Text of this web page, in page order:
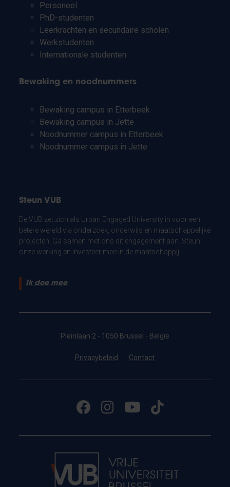
Personeel
PhD-studenten
Leerkrachten en secundaire scholen
Werkstudenten
Internationale studenten
Bewaking en noodnummers
Bewaking campus in Etterbeek
Bewaking campus in Jette
Noodnummer campus in Etterbeek
Noodnummer campus in Jette
Steun VUB
De VUB zet zich als Urban Engaged University in voor een
betere wereld via onderzoek, onderwijs en maatschappelijke
projecten. Ga samen met ons dit engagement aan. Steun
onze werking en investeer mee in de maatschappij.
Ik doe mee
Pleinlaan 2 - 1050 Brussel - België
Privacybeleid Contact